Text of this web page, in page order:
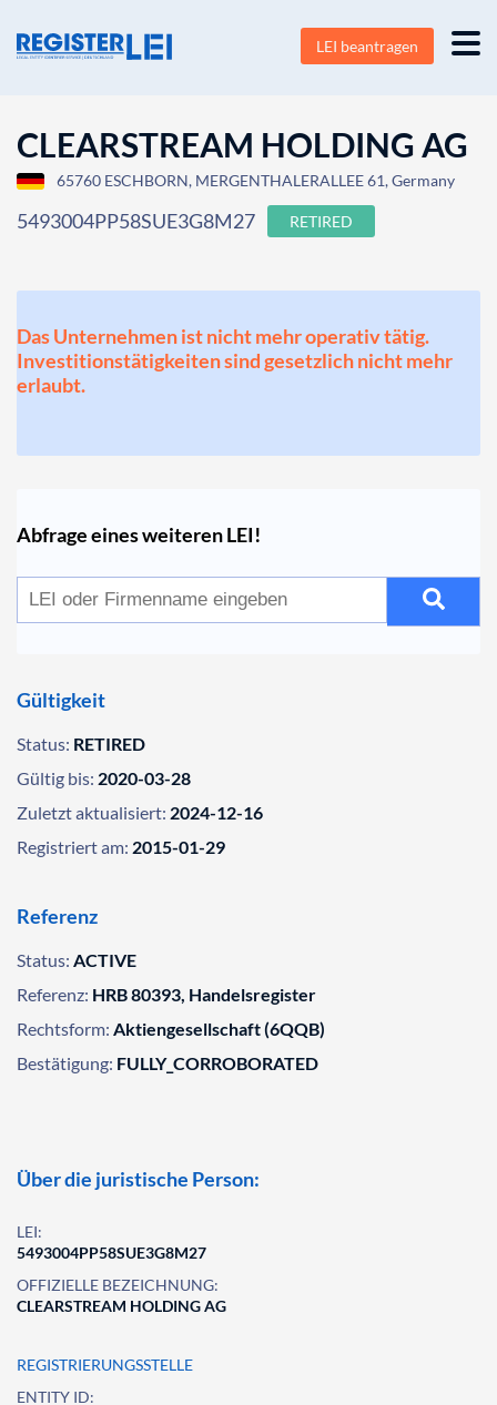
LEI beantragen
CLEARSTREAM HOLDING AG
65760 ESCHBORN, MERGENTHALERALLEE 61, Germany
5493004PP58SUE3G8M27 RETIRED
Das Unternehmen ist nicht mehr operativ tätig.
Investitionstätigkeiten sind gesetzlich nicht mehr
erlaubt.
Abfrage eines weiteren LEI!
Gültigkeit
Status: RETIRED
Gültig bis: 2020-03-28
Zuletzt aktualisiert: 2024-12-16
Registriert am: 2015-01-29
Referenz
Status: ACTIVE
Referenz: HRB 80393, Handelsregister
Rechtsform: Aktiengesellschaft (6QQB)
Bestätigung: FULLY_CORROBORATED
Über die juristische Person:
LEI:
5493004PP58SUE3G8M27
OFFIZIELLE BEZEICHNUNG:
CLEARSTREAM HOLDING AG
REGISTRIERUNGSSTELLE
ENTITY ID: